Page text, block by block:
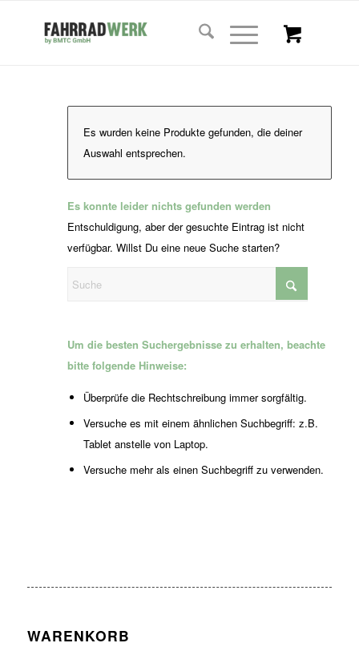
Es wurden keine Produkte gefunden, die deiner
Auswahl entsprechen.
Es konnte leider nichts gefunden werden
Entschuldigung, aber der gesuchte Eintrag ist nicht
verfügbar. Willst Du eine neue Suche starten?
Um die besten Suchergebnisse zu erhalten, beachte
bitte folgende Hinweise:
Überprüfe die Rechtschreibung immer sorgfältig.
Versuche es mit einem ähnlichen Suchbegriff: z.B.
Tablet anstelle von Laptop.
Versuche mehr als einen Suchbegriff zu verwenden.
WARENKORB